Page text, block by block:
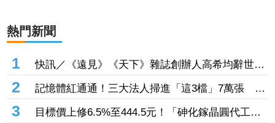
熱門新聞
1
快訊／《遠見》《天下》雜誌創辦人高希均辭世
享耆壽90歲
2
記憶體紅通通！三大法人掃進「這3檔」7萬張 砸
229億元連4日補貨南亞科
3
目標價上修6.5%至444.5元！「砷化鎵晶圓代工